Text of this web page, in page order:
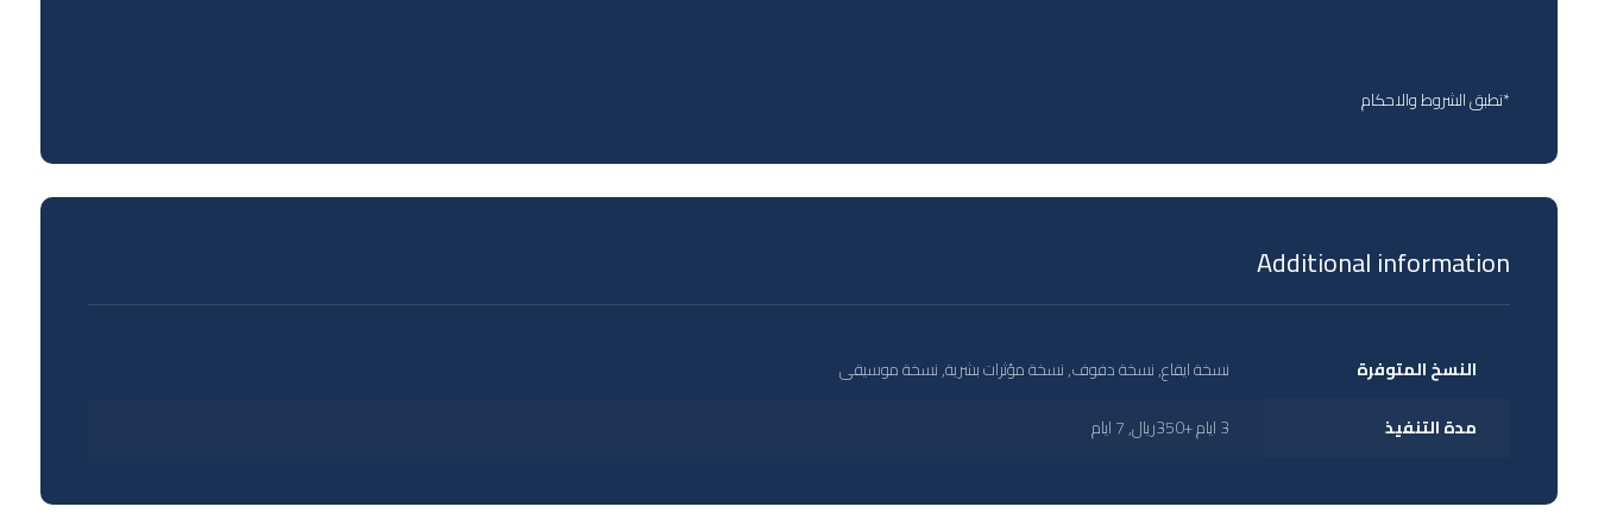
*تطبق الشروط والاحكام
Additional information
النسخ المتوفرة
نسخة ايقاع, نسخة دفوف, نسخة مؤثرات بشرية, نسخة موسيقى
مدة التنفيذ
3 ايام +350ريال, 7 ايام